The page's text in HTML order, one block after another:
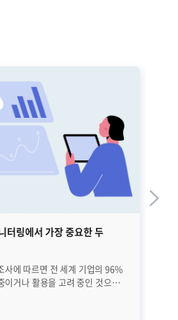
터링에서 가장 중요한 두
사에 따르면 전 세계 기업의 96%
이거나 활용을 고려 중인 것으로
1조 2천억 원대를 돌파할 것으로